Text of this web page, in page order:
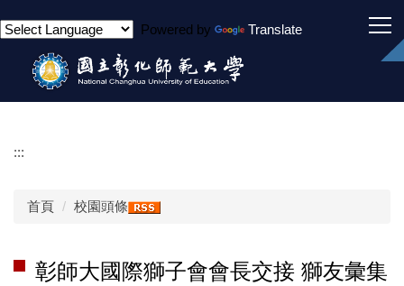
到
Powered by Translate
:::
首頁 校園頭條
彰師大國際獅子會會長交接 獅友彙集